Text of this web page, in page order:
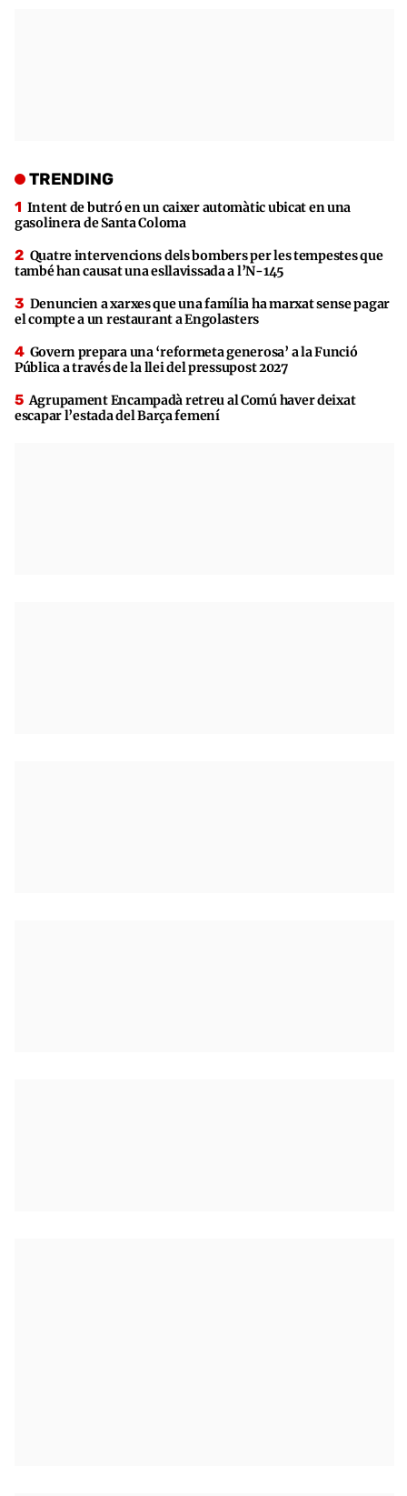
TRENDING
Intent de butró en un caixer automàtic ubicat en una
gasolinera de Santa Coloma
Quatre intervencions dels bombers per les tempestes que
també han causat una esllavissada a l’N-145
Denuncien a xarxes que una família ha marxat sense pagar
el compte a un restaurant a Engolasters
Govern prepara una ‘reformeta generosa’ a la Funció
Pública a través de la llei del pressupost 2027
Agrupament Encampadà retreu al Comú haver deixat
escapar l’estada del Barça femení